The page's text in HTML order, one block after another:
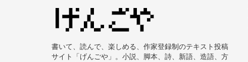
書いて、読んで、楽しめる、作家登録制のテキスト投稿
サイト「げんごや」。小説、脚本、詩、新語、造語、方